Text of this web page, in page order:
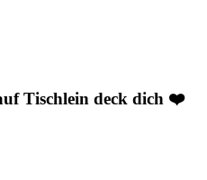
Tischlein deck dich ❤️